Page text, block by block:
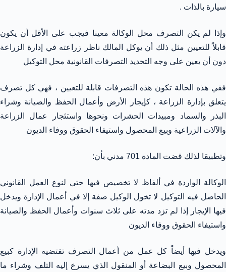
سيارة بالذات .
وإذا لم يكن التصرف محل الوكالة معينا فيجب على الأقل أن يكون
قابلاً للتعيين مثل ذلك أن يوكل المالك ناظر زراعته في إدارة الزراعة
دون أن يعين على وجه التحديد التصرفات القانونية محل التوكيل
ففي هذه الحالة تكون هذه التصرفات قابلة للتعيين ، فهي كل تصرف
يتعلق بإدارة الزراعة ، كإيجار الأرض وأعمال الحفظ والصيانة وشراء
البذر والسماد ومبيدات الحشرات ونحوها واستئجار عمال الزراعة
والآلات الزراعية وبيع المحصول واستيفاء الحقوق ووفاء الديون
وتطبيقا لذلك قضت المادة 701 مدني بأن:
الوكالة الواردة في ألفاظ لا تخصيص فيها حتى لنوع العمل القانوني
الحاصل فيه التوكيل لا تخول الوكيل صفة إلا في أعمال الإدارة ويدخل
فيها الإيجار إذا لم تزد مدته على ثلاث سنوات وأعمال الحفظ والصيانة
واستيفاء الحقوق ووفاء الديون
ويدخل فيها أيضاً كل عمل من أعمال التصرف تفتضيه الإدارة كبيع
المحصول وبيع البضاعة أو المنقول الذي يسرع إليه التلف وشراء ما